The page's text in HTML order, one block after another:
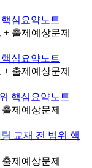
심요약노트
출제예상문제
심요약노트
출제예상문제
핵심요약노트
제예상문제
교재 전 범위 핵
제예상문제